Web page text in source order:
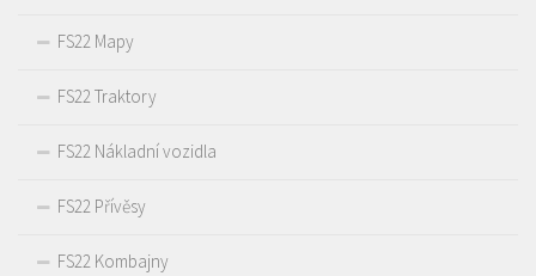
FS22 Mapy
FS22 Traktory
FS22 Nákladní vozidla
FS22 Přívěsy
FS22 Kombajny